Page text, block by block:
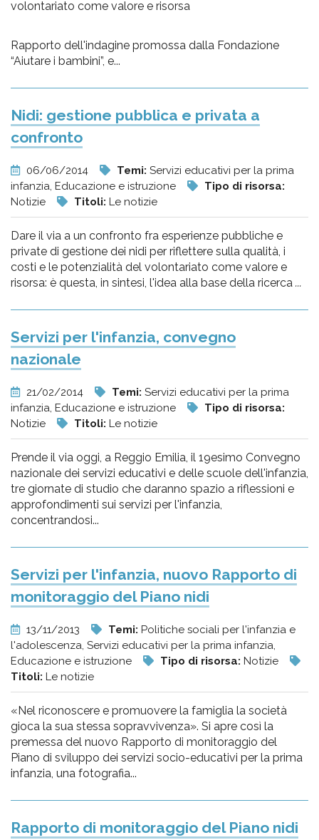
volontariato come valore e risorsa
Rapporto dell'indagine promossa dalla Fondazione
“Aiutare i bambini”, e...
Nidi: gestione pubblica e privata a
confronto
06/06/2014 Temi: Servizi educativi per la prima
infanzia, Educazione e istruzione
Tipo di risorsa:
Notizie
Titoli: Le notizie
Dare il via a un confronto fra esperienze pubbliche e
private di gestione dei nidi per riflettere sulla qualità, i
costi e le potenzialità del volontariato come valore e
risorsa: è questa, in sintesi, l'idea alla base della ricerca ...
Servizi per l'infanzia, convegno
nazionale
21/02/2014 Temi: Servizi educativi per la prima
infanzia, Educazione e istruzione
Tipo di risorsa:
Notizie
Titoli: Le notizie
Prende il via oggi, a Reggio Emilia, il 19esimo Convegno
nazionale dei servizi educativi e delle scuole dell'infanzia,
tre giornate di studio che daranno spazio a riflessioni e
approfondimenti sui servizi per l'infanzia,
concentrandosi...
Servizi per l'infanzia, nuovo Rapporto di
monitoraggio del Piano nidi
13/11/2013 Temi: Politiche sociali per l'infanzia e
l'adolescenza, Servizi educativi per la prima infanzia,
Educazione e istruzione
Tipo di risorsa: Notizie
Titoli: Le notizie
«Nel riconoscere e promuovere la famiglia la società
gioca la sua stessa sopravvivenza». Si apre così la
premessa del nuovo Rapporto di monitoraggio del
Piano di sviluppo dei servizi socio-educativi per la prima
infanzia, una fotografia...
Rapporto di monitoraggio del Piano nidi